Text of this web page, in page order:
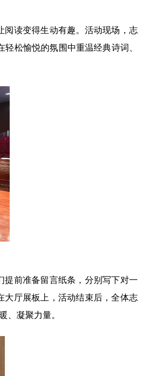
阅读变得生动有趣。活动现场，志
松愉悦的氛围中重温经典诗词、
前准备留言纸条，分别写下对一
大厅展板上，活动结束后，全体志
、凝聚力量。